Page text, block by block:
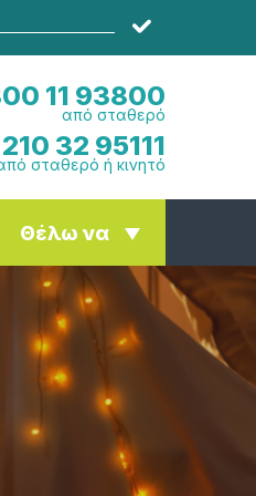
11 93800
από σταθερό
210 32 95111
σταθερό ή κινητό
Θέλω να